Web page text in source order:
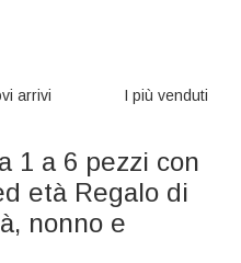
arrivi I più venduti
1 a 6 pezzi con
età Regalo di
nonno e